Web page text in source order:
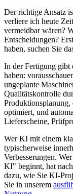
Der richtige Ansatz
verliere ich heute
vermeidbar wären?
Entscheidungen?
haben, suchen Sie
In der Fertigung gibt
haben:
ungeplante
Qualitätskontrolle
Produktionsplanung,
optimiert, und
Lieferscheine,
Wer KI mit einem
typischerweise
Verbesserungen.
KI" beginnt, hat
dazu, wie Sie KI-
Sie in unserem